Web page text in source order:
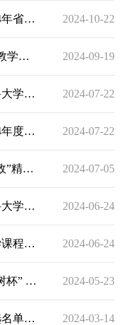
关于开展山东第二医科大学2024年省级课程思政示范项目遴选的通知 2024-10-22
山东第二医科大学“AI赋能教育教学与课程建设改革创新”专题培训活动通知 2024-09-19
关于开展2025年度山东第二医科大学教师教学创新大赛的通知 2024-07-22
关于开展山东第二医科大学2024年度青年教师教学比赛通知 2024-07-22
关于做好2024年潍坊市“课程思政”精品课程申报工作的通知 2024-07-05
关于开展2024年度山东第二医科大学课程思政示范课程培育项目（第三批）立项申报工作的通知 2024-06-24
关于2021年度山东第二医科大学课程思政示范课程结题通知 2024-06-24
山东第二医科大学第一届“智慧树杯” 课程思政示范案例教学大赛 2024-05-23
拟推荐参加国家级人才项目评选名单公示 2024-03-14